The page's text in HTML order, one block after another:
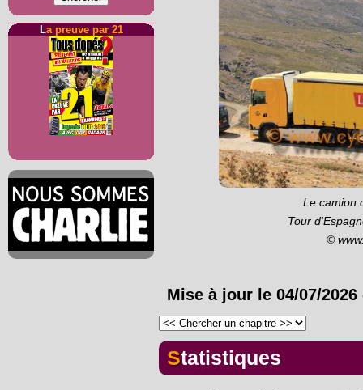
La preuve par 21
Le camion
Tour
©
Mise à jour le 04/07/2026
Statistiques